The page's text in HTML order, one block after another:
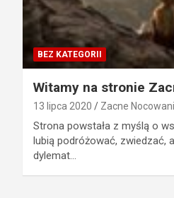
BEZ KATEGORII
Witamy na stronie
13 lipca 2020 Zacne
Strona powstała z myślą o
lubią podróżować, zwiedzać,
dylemat…